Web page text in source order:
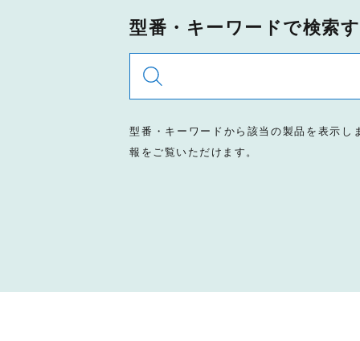
型番・キーワードで検索
型番・キーワードから該当の製品を表示し
報をご覧いただけます。